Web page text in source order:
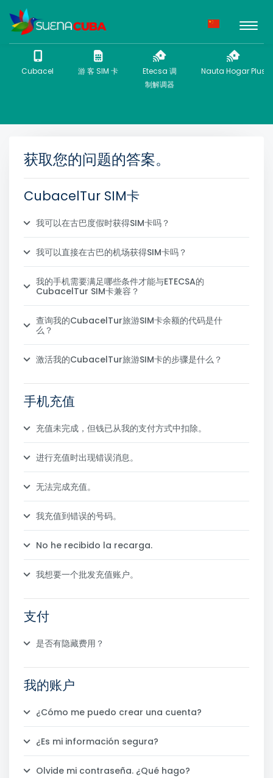
Cubacel 游 客 SIM 卡
Etecsa 调
制解调器
Nauta Hogar Plus
获取您的问题的答案。
CubacelTur SIM卡
我可以在古巴度假时获得SIM卡吗？
我可以直接在古巴的机场获得SIM卡吗？
我的手机需要满足哪些条件才能与ETECSA的
CubacelTur SIM卡兼容？
查询我的CubacelTur旅游SIM卡余额的代码是什
么？
激活我的CubacelTur旅游SIM卡的步骤是什么？
手机充值
充值未完成，但钱已从我的支付方式中扣除。
进行充值时出现错误消息。
无法完成充值。
我充值到错误的号码。
No he recibido la recarga.
我想要一个批发充值账户。
支付
是否有隐藏费用？
我的账户
¿Cómo me puedo crear una cuenta?
¿Es mi información segura?
Olvide mi contraseña. ¿Qué hago?